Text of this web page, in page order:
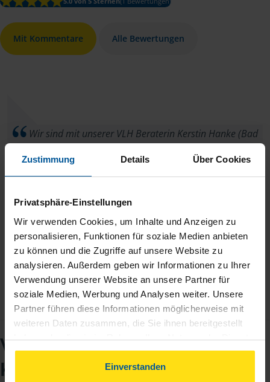
Zustimmung Details Über Cookies
Privatsphäre-Einstellungen
Wir verwenden Cookies, um Inhalte und Anzeigen zu
personalisieren, Funktionen für soziale Medien anbieten
zu können und die Zugriffe auf unsere Website zu
analysieren. Außerdem geben wir Informationen zu Ihrer
Verwendung unserer Website an unsere Partner für
soziale Medien, Werbung und Analysen weiter. Unsere
Partner führen diese Informationen möglicherweise mit
weiteren Daten zusammen, die Sie ihnen bereitgestellt
haben oder die sie im Rahmen Ihrer Nutzung der Dienste
gesammelt haben. Indem Sie auf Einverstanden klicken,
können Sie der Verwendung von Cookies, gemäß
Einverstanden
Mit Kommentare Alle Bewertungen
Wir sind mit unserer VLH Beraterin Kerstin Hanke (Bad
Tabarz) überaus zufrieden! Kurzfristiger Termin, beste
perfekt. So macht die Abgabe der Steuerunterlagen Spaß!
Daher bitte alles so belassen, wie es ist. Vielen Dank,
Ines V., Waltershausen
VLH-Beratungsstelle
Kerstin Hanke